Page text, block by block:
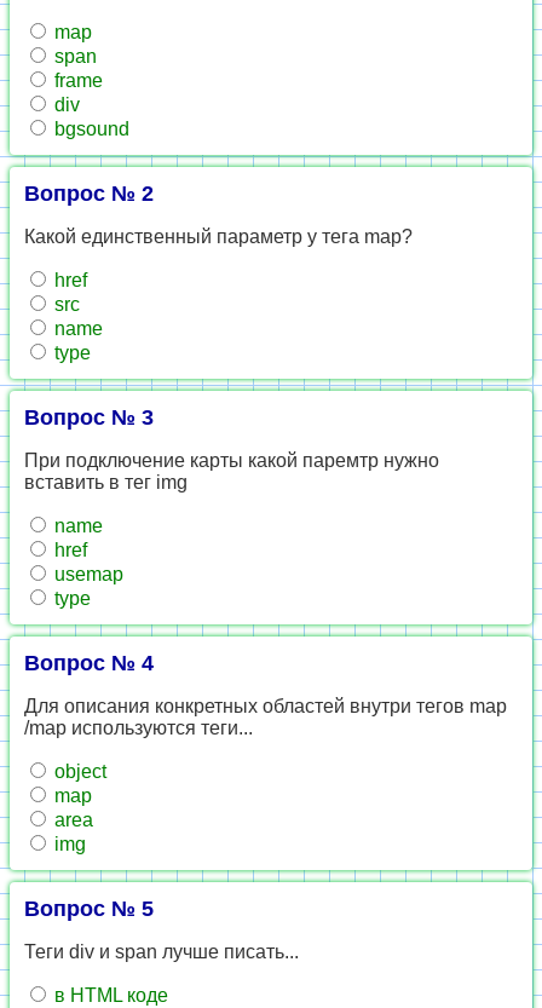
map
span
frame
div
bgsound
Вопрос № 2
Какой единственный параметр у тега map?
href
src
name
type
Вопрос № 3
При подключение карты какой паремтр нужно
вставить в тег img
name
href
usemap
type
Вопрос № 4
Для описания конкретных областей внутри тегов map
/map используются теги...
object
map
area
img
Вопрос № 5
Теги div и span лучше писать...
в HTML коде